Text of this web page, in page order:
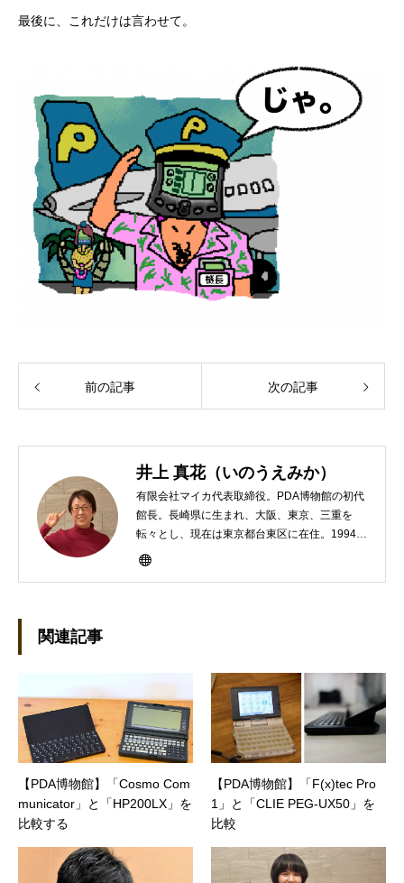
最後に、これだけは言わせて。
前の記事 次の記事
井上 真花（いのうえみか）
有限会社マイカ代表取締役。PDA博物館の初代
館長。長崎県に生まれ、大阪、東京、三重を
転々とし、現在は東京都台東区に在住。1994年
にHP100LXと出会ったのをきかっけに、フリ
制作。プライベートでは、井上円了哲学塾の第
一期修了生として「哲学カフェ＠神保町」の世
話人、2020年以降は「なごテツ」のオンライン
カフェの世話人を務める。趣味は考えること。
関連記事
【PDA博物館】「Cosmo Com
municator」と「HP200LX」を
比較する
【PDA博物館】「F(x)tec Pro
1」と「CLIE PEG-UX50」を
比較